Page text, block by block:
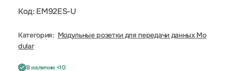
Код: EM92ES-U
Категория: Модульные розетки для передачи данных Mo
dular
В наличии <10